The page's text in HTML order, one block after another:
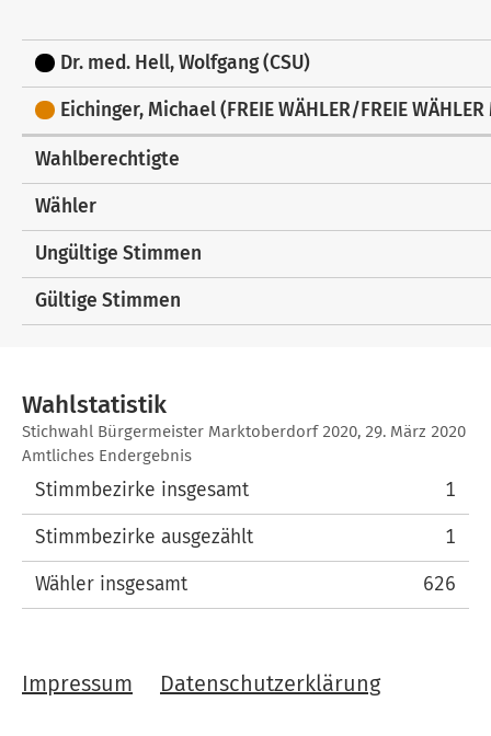
Dr. med. Hell, Wolfgang (CSU)
Eichinger, Michael (FREIE WÄHLER/FREIE WÄHLER
Wahlberechtigte
Wähler
Ungültige Stimmen
Gültige Stimmen
Wahlstatistik
Wahlstatistik
Stichwahl Bürgermeister Marktoberdorf 2020, 29. März 2020
Amtliches Endergebnis
Stimmbezirke insgesamt 1
Stimmbezirke ausgezählt 1
Wähler insgesamt 626
Impressum Datenschutzerklärung